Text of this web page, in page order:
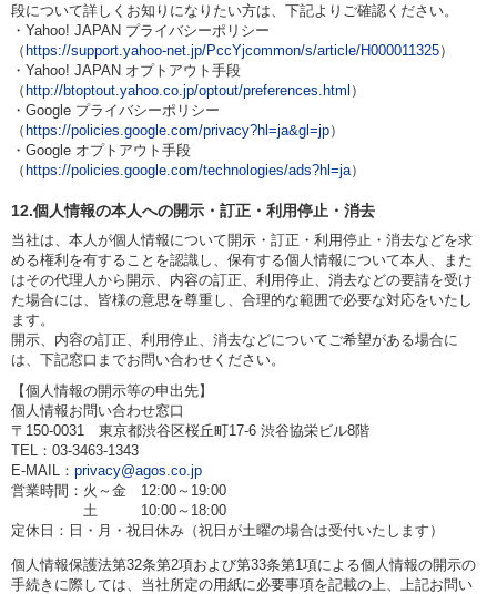
段について詳しくお知りになりたい方は、下記よりご確認ください。
・Yahoo! JAPAN プライバシーポリシー
（https://support.yahoo-net.jp/PccYjcommon/s/article/H000011325）
・Yahoo! JAPAN オプトアウト手段
（http://btoptout.yahoo.co.jp/optout/preferences.html ）
・Google プライバシーポリシー
（https://policies.google.com/privacy?hl=ja&gl=jp）
・Google オプトアウト手段
（https://policies.google.com/technologies/ads?hl=ja）
12.個人情報の本人への開示・訂正・利用停止・消去
当社は、本人が個人情報について開示・訂正・利用停止・消去などを求
める権利を有することを認識し、保有する個人情報について本人、また
はその代理人から開示、内容の訂正、利用停止、消去などの要請を受け
た場合には、皆様の意思を尊重し、合理的な範囲で必要な対応をいたし
ます。
開示、内容の訂正、利用停止、消去などについてご希望がある場合に
は、下記窓口までお問い合わせください。
【個人情報の開示等の申出先】
個人情報お問い合わせ窓口
〒150-0031 東京都渋谷区桜丘町17-6 渋谷協栄ビル8階
TEL：03-3463-1343
E-MAIL： privacy@agos.co.jp
営業時間：火～金 12:00～19:00
土 10:00～18:00
定休日：日・月・祝日休み（祝日が土曜の場合は受付いたします）
個人情報保護法第32条第2項および第33条第1項による個人情報の開示の
手続きに際しては、当社所定の用紙に必要事項を記載の上、上記お問い